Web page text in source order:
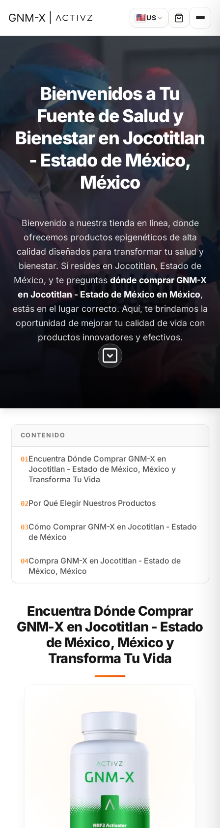
🇺🇸US
Bienvenidos a Tu
Fuente de Salud y
Bienestar en Jocotitlan
- Estado de México,
México
Bienvenido a nuestra tienda en línea, donde
ofrecemos productos epigenéticos de alta
calidad diseñados para transformar tu salud y
bienestar. Si resides en Jocotitlan, Estado de
México, y te preguntas dónde comprar GNM-X
en Jocotitlan - Estado de México en México,
estás en el lugar correcto. Aquí, te brindamos la
oportunidad de mejorar tu calidad de vida con
productos innovadores y efectivos.
CONTENIDO
01Encuentra Dónde Comprar GNM-X en
Jocotitlan - Estado de México, México y
Transforma Tu Vida
02Por Qué Elegir Nuestros Productos
03Cómo Comprar GNM-X en Jocotitlan - Estado
de México
04Compra GNM-X en Jocotitlan - Estado de
México, México
Encuentra Dónde Comprar
GNM-X en Jocotitlan - Estado
de México, México y
Transforma Tu Vida